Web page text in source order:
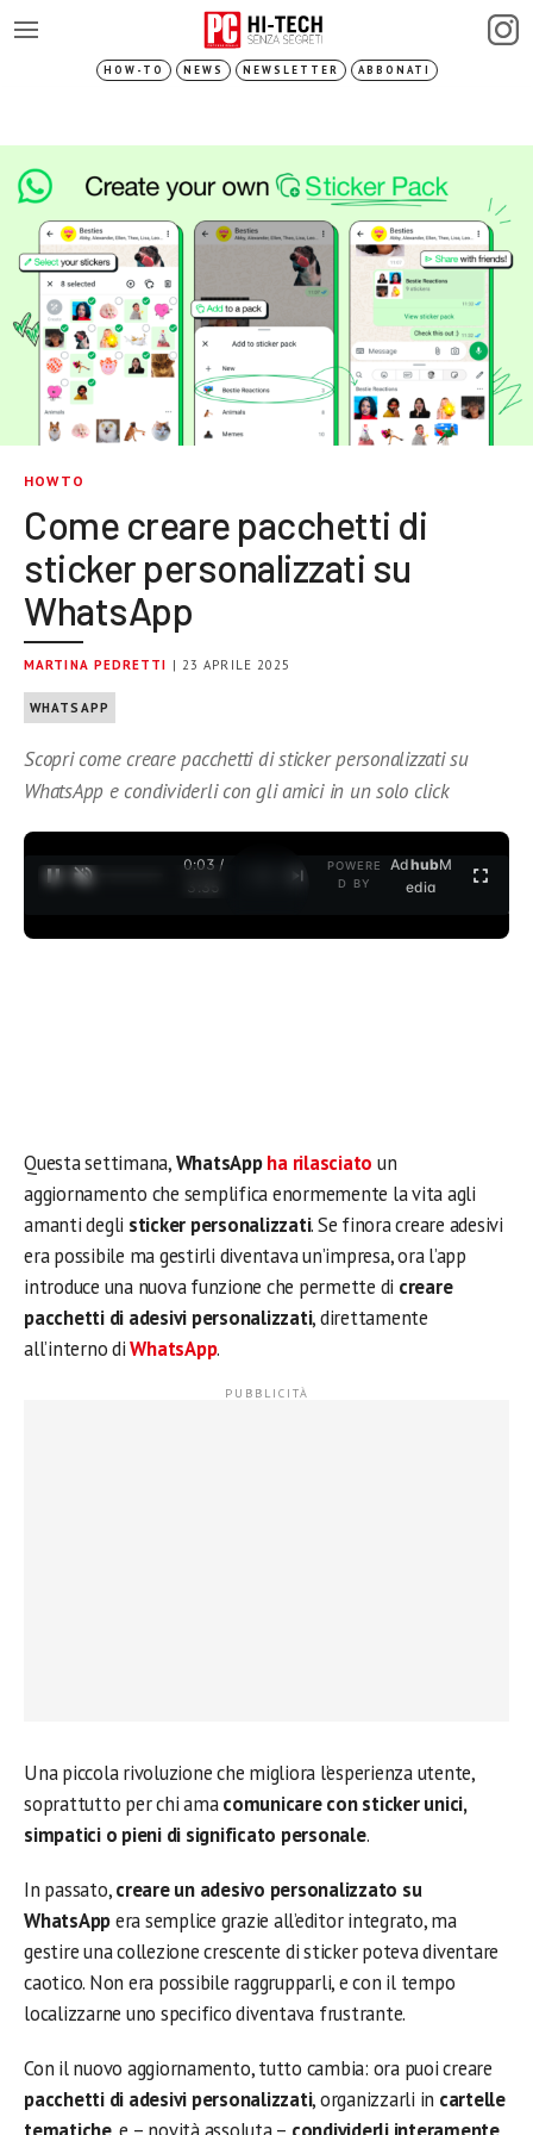
HOW-TO NEWS NEWSLETTER ABBONATI
HOWTO
Come creare pacchetti di
sticker personalizzati su
WhatsApp
MARTINA PEDRETTI | 23 APRILE 2025
WHATSAPP
Scopri come creare pacchetti di sticker personalizzati su
WhatsApp e condividerli con gli amici in un solo click
0:04 /
3:35
POWERE
D BY
AdhubM
edia
Questa settimana,WhatsAppha rilasciato un
aggiornamento che semplifica enormemente la vita agli
amanti degli sticker personalizzati. Se finora creare adesivi
era possibile ma gestirli diventava un’impresa, ora l’app
introduce una nuova funzione che permette di creare
pacchetti di adesivi personalizzati, direttamente
all’interno diWhatsApp.
Una piccola rivoluzione che migliora l’esperienza utente,
soprattutto per chi amacomunicare con sticker unici,
simpatici o pieni di significato personale.
In passato,creare un adesivo personalizzato su
WhatsAppera semplice grazie all’editor integrato, ma
gestire una collezione crescente di sticker poteva diventare
caotico. Non era possibile raggrupparli, e con il tempo
localizzarne uno specifico diventava frustrante.
Con il nuovo aggiornamento, tutto cambia: ora puoi creare
pacchetti di adesivi personalizzati, organizzarli in cartelle